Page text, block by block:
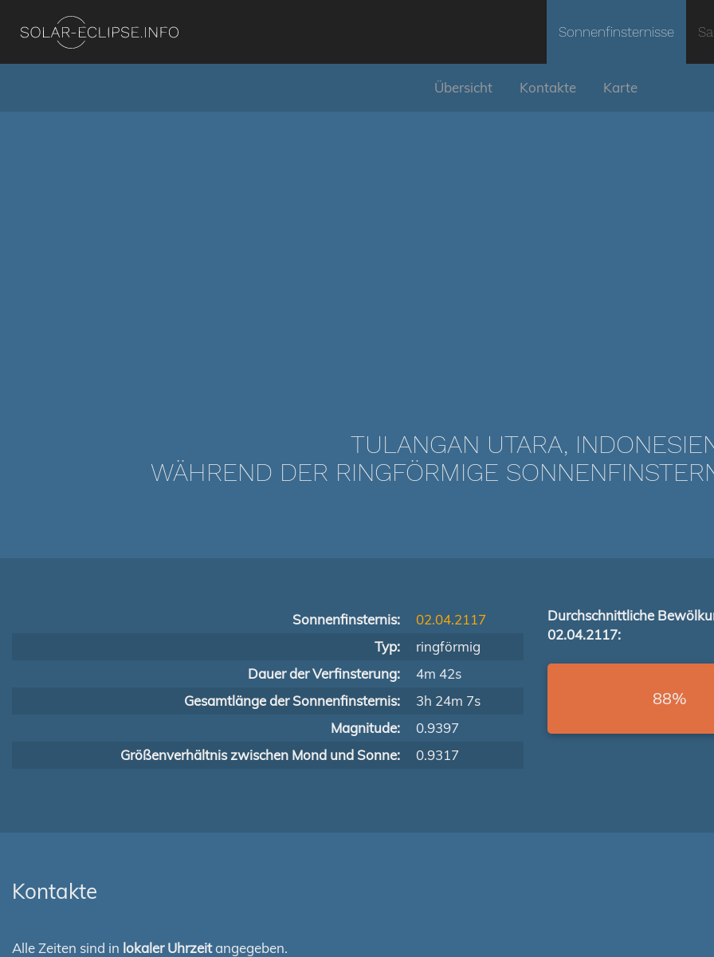
Sonnenfinsternisse
Übersicht Kontakte Karte
TULANGAN UTARA,
WÄHREND DER RINGFÖRMIGE
Sonnenfinsternis:
02.04.2117
Typ:
ringförmig
Dauer der Verfinsterung:
4m 42s
Gesamtlänge der Sonnenfinsternis:
3h 24m 7s
Magnitude:
0.9397
Größenverhältnis zwischen Mond und Sonne:
0.9317
Durchschnittliche
02.04.2117:
88%
Kontakte
Alle Zeiten sind in lokaler Uhrzeitangegeben.